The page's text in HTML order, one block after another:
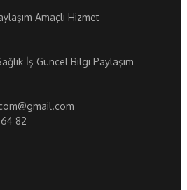
Amaçlı Hizmet
İş Güncel Bilgi Paylaşım
82